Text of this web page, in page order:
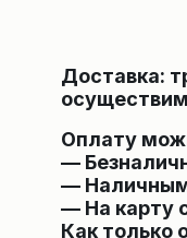
Доставка:
Оплату
—
—
— На карту
Как только